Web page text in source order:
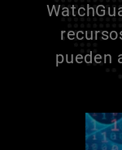
pueden